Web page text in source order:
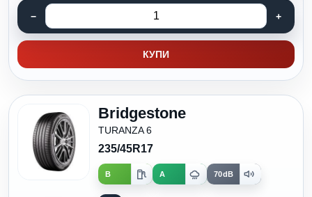
КУПИ
Bridgestone
TURANZA 6
235/45R17
B A 70dB